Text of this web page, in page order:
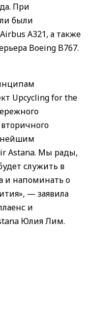
При
были
A321, а также
Boeing B767.
Upcycling for the
Astana. Мы рады,
служить в
и напоминать о
— заявила
и
Юлия Лим.